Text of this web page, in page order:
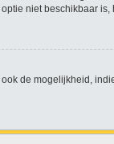
niet beschikbaar
de mogelijkheid,